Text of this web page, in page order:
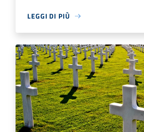
LEGGI DI PIÙ